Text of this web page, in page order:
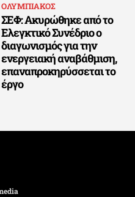
ΟΛΥΜΠΙΑΚΟΣ
ΣΕΦ: Ακυρώθηκε από το
Ελεγκτικό Συνέδριο ο
διαγωνισμός για την
ενεργειακή αναβάθμιση,
επαναπροκηρύσσεται το
έργο